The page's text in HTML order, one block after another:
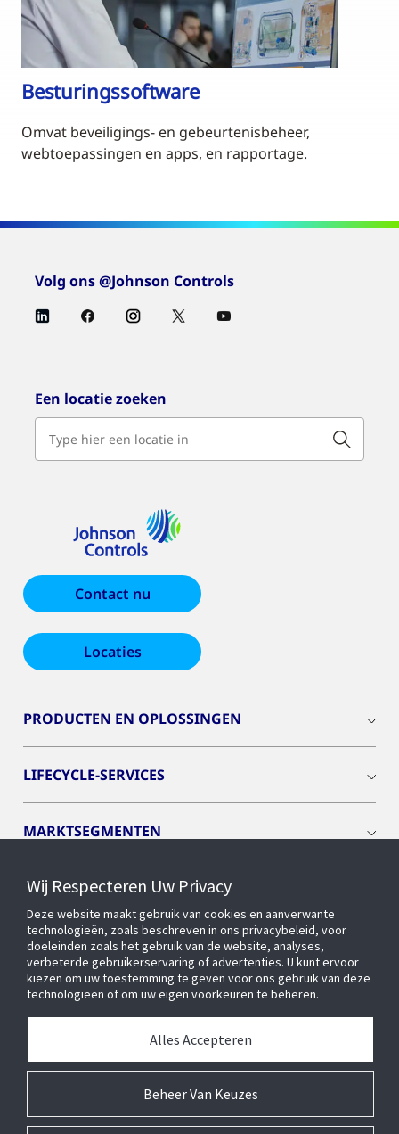
Besturingssoftware
Omvat beveiligings- en gebeurtenisbeheer,
webtoepassingen en apps, en rapportage.
Volg ons @Johnson Controls
Een locatie zoeken
Contact nu
Locaties
PRODUCTEN EN OPLOSSINGEN
LIFECYCLE-SERVICES
MARKTSEGMENTEN
CYBER SOLUTIONS
OPENBLUE
SLIMME GEBOUWEN
Wij Respecteren Uw Privacy
Deze website maakt gebruik van cookies en aanverwante
technologieën, zoals beschreven in ons privacybeleid, voor
doeleinden zoals het gebruik van de website, analyses,
verbeterde gebruikerservaring of advertenties. U kunt ervoor
kiezen om uw toestemming te geven voor ons gebruik van deze
technologieën of om uw eigen voorkeuren te beheren.
Beheer Van Keuzes
Alles Accepteren